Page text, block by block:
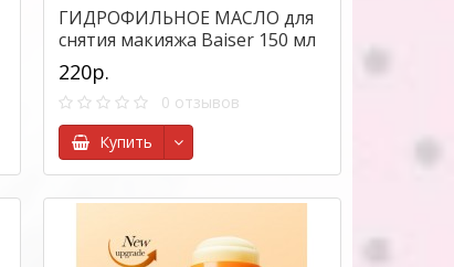
ГИДРОФИЛЬНОЕ МАСЛО для
снятия макияжа Baiser 150 мл
220р.
0 отзывов
Купить